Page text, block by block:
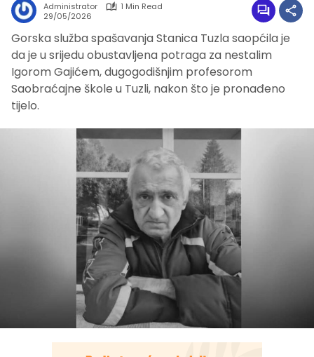
Administrator
1 Min Read
29/05/2026
Gorska služba spašavanja Stanica Tuzla saopćila je
da je u srijedu obustavljena potraga za nestalim
Igorom Gajićem, dugogodišnjim profesorom
Saobraćajne škole u Tuzli, nakon što je pronađeno
tijelo.